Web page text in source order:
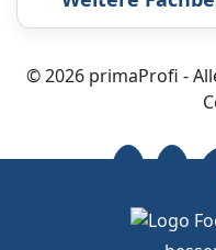
Airbrush
Energieberatung
© 2026 primaProfi -